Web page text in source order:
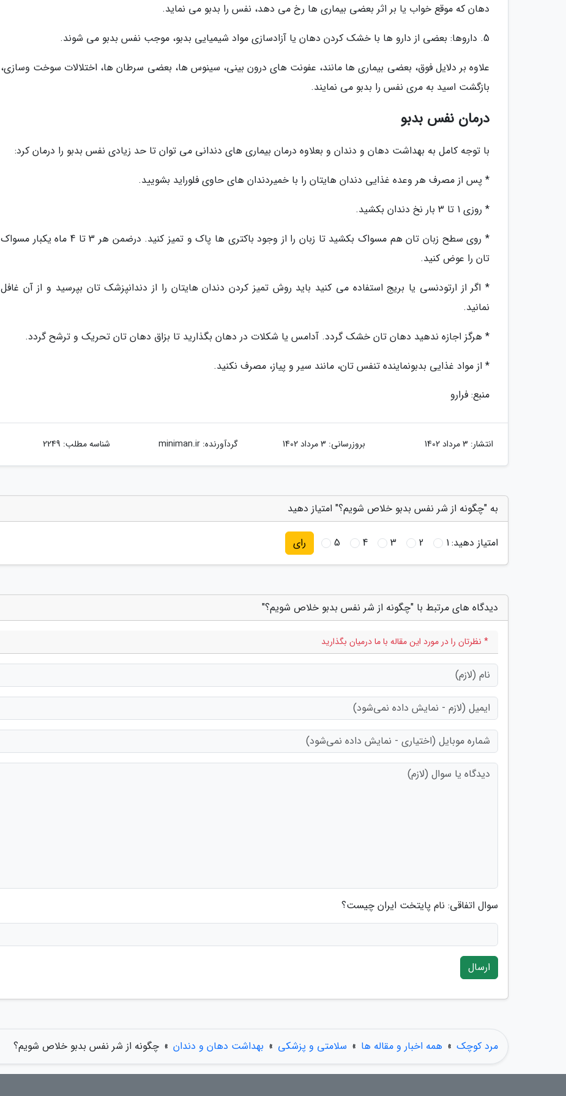
دهان که موقع خواب یا بر اثر بعضی بیماری ها رخ می دهد، نفس را بدبو می نماید.
5. داروها: بعضی از دارو ها با خشک کردن دهان یا آزادسازی مواد شیمیایی بدبو، موجب نفس بدبو می شوند.
علاوه بر دلایل فوق، بعضی بیماری ها مانند، عفونت های درون بینی، سینوس ها، بعضی سرطان ها، اختلالات سوخت وسازی،
بازگشت اسید به مری نفس را بدبو می نمایند.
درمان نفس بدبو
با توجه کامل به بهداشت دهان و دندان و بعلاوه درمان بیماری های دندانی می توان تا حد زیادی نفس بدبو را درمان کرد:
* پس از مصرف هر وعده غذایی دندان هایتان را با خمیردندان های حاوی فلوراید بشویید.
* روزی 1 تا 3 بار نخ دندان بکشید.
* روی سطح زبان تان هم مسواک بکشید تا زبان را از وجود باکتری ها پاک و تمیز کنید. درضمن هر 3 تا 4 ماه یکبار مسواک
تان را عوض کنید.
* اگر از ارتودنسی یا بریج استفاده می کنید باید روش تمیز کردن دندان هایتان را از دندانپزشک تان بپرسید و از آن غافل
نمانید.
* هرگز اجازه ندهید دهان تان خشک گردد. آدامس یا شکلات در دهان بگذارید تا بزاق دهان تان تحریک و ترشح گردد.
* از مواد غذایی بدبونماینده تنفس تان، مانند سیر و پیاز، مصرف نکنید.
منبع: فرارو
انتشار: 3 مرداد 1402 بروزرسانی: 3 مرداد 1402 گردآورنده:miniman.ir شناسه مطلب: 2249
به "چگونه از شر نفس بدبو خلاص شویم؟" امتیاز دهید
امتیاز دهید:1
2
3
4
5 رای
دیدگاه های مرتبط با "چگونه از شر نفس بدبو خلاص شویم؟"
* نظرتان را در مورد این مقاله با ما درمیان بگذارید
سوال اتفاقی: نام پایتخت ایران چیست؟
ارسال
مرد کوچک » همه اخبار و مقاله ها » سلامتی و پزشکی » بهداشت دهان و دندان » چگونه از شر نفس بدبو خلاص شویم؟